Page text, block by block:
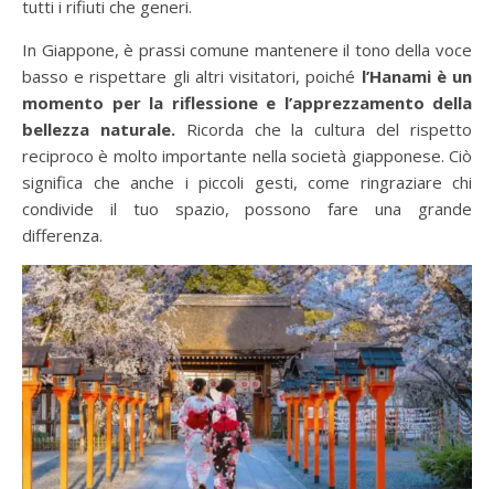
tutti i rifiuti che generi.
In Giappone, è prassi comune mantenere il tono della voce
basso e rispettare gli altri visitatori, poiché l’Hanami è un
momento per la riflessione e l’apprezzamento della
bellezza naturale.Ricorda che la cultura del rispetto
reciproco è molto importante nella società giapponese. Ciò
significa che anche i piccoli gesti, come ringraziare chi
condivide il tuo spazio, possono fare una grande
differenza.